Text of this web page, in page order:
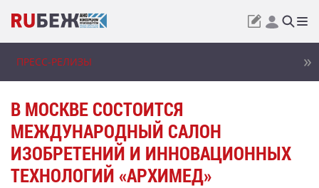
ПРЕСС-РЕЛИЗЫ
В МОСКВЕ СОСТОИТСЯ
МЕЖДУНАРОДНЫЙ САЛОН
ИЗОБРЕТЕНИЙ И ИННОВАЦИОННЫХ
ТЕХНОЛОГИЙ «АРХИМЕД»